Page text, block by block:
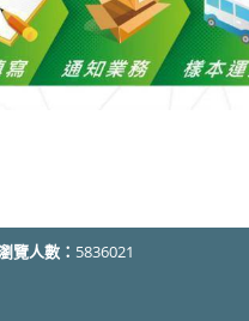
覽人數： 5836021